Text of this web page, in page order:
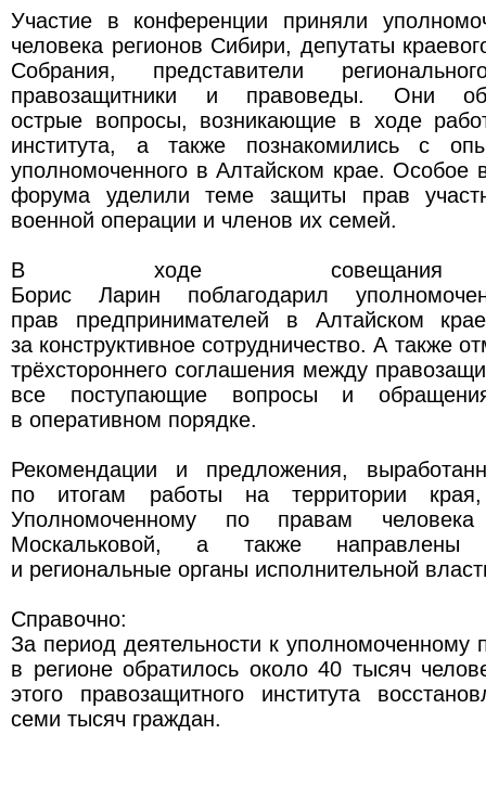
Участие в конференции приняли
человека регионов Сибири, депутаты
Собрания, представители
правозащитники и правоведы. Они
острые вопросы, возникающие в ходе
института, а также познакомились с
уполномоченного в Алтайском крае. Особое
форума уделили теме защиты прав
военной операции и членов их семей.
В ходе совещания
Борис Ларин поблагодарил
прав предпринимателей в Алтайском
за конструктивное сотрудничество. А также
трёхстороннего соглашения между
все поступающие вопросы и
в оперативном порядке.
Рекомендации и предложения,
по итогам работы на территории
Уполномоченному по правам
Москальковой, а также
и региональные органы исполнительной
Справочно:
За период деятельности к уполномоченному
в регионе обратилось около 40 тысяч
этого правозащитного института
семи тысяч граждан.